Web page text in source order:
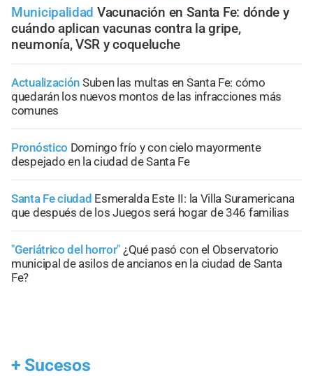
Municipalidad Vacunación en Santa Fe: dónde y
cuándo aplican vacunas contra la gripe,
neumonía, VSR y coqueluche
Actualización Suben las multas en Santa Fe: cómo
quedarán los nuevos montos de las infracciones más
comunes
Pronóstico Domingo frío y con cielo mayormente
despejado en la ciudad de Santa Fe
Santa Fe ciudad Esmeralda Este II: la Villa Suramericana
que después de los Juegos será hogar de 346 familias
"Geriátrico del horror" ¿Qué pasó con el Observatorio
municipal de asilos de ancianos en la ciudad de Santa
Fe?
+ Sucesos